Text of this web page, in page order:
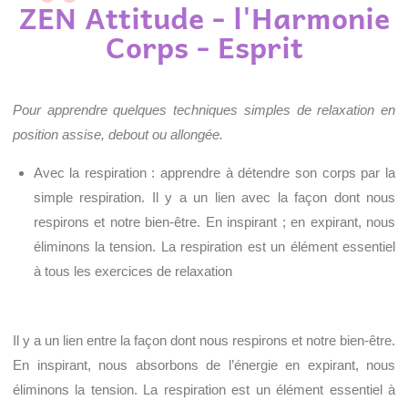
ZEN Attitude - l'Harmonie
Corps - Esprit
Pour apprendre quelques techniques simples de relaxation en
position assise, debout ou allongée.
Avec la respiration : apprendre à détendre son corps par la
simple respiration. Il y a un lien avec la façon dont nous
respirons et notre bien-être. En inspirant ; en expirant, nous
éliminons la tension. La respiration est un élément essentiel
à tous les exercices de relaxation
Il y a un lien entre la façon dont nous respirons et notre bien-être.
En inspirant, nous absorbons de l’énergie en expirant, nous
éliminons la tension. La respiration est un élément essentiel à